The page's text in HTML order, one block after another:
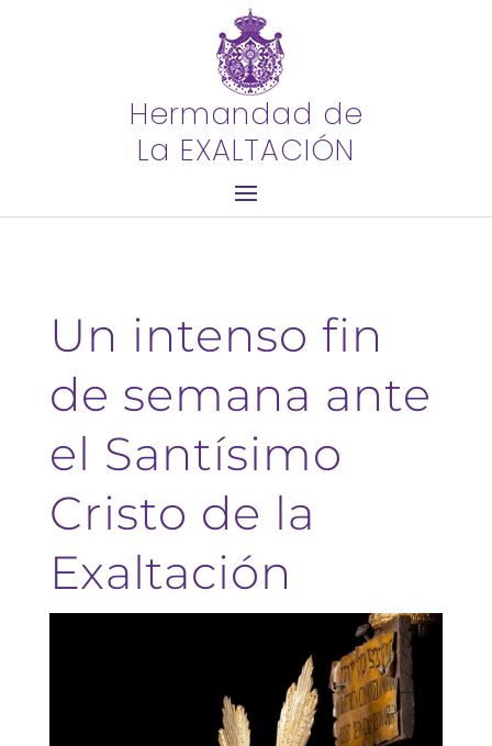
Hermandad de
La EXALTACIÓN
Un intenso fin
de semana ante
el Santísimo
Cristo de la
Exaltación